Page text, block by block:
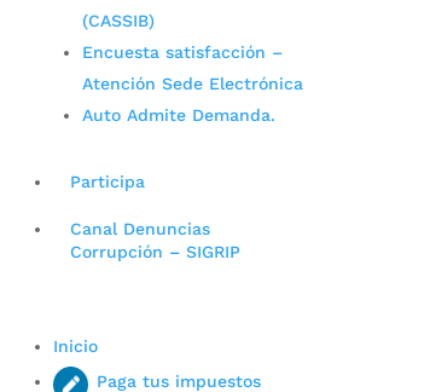
(CASSIB)
Encuesta satisfacción –
Atención Sede Electrónica
Auto Admite Demanda.
Participa
Canal Denuncias
Corrupción – SIGRIP
Inicio
Paga tus impuestos